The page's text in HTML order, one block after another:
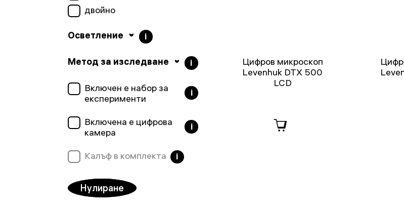
двойно
Осветление i
Метод за изследване i
Включен е набор за
експерименти
i
Включена е цифрова
камера
i
Калъф в комплекта i
Нулиране
Цифров микроскоп
Levenhuk DTX 500
LCD